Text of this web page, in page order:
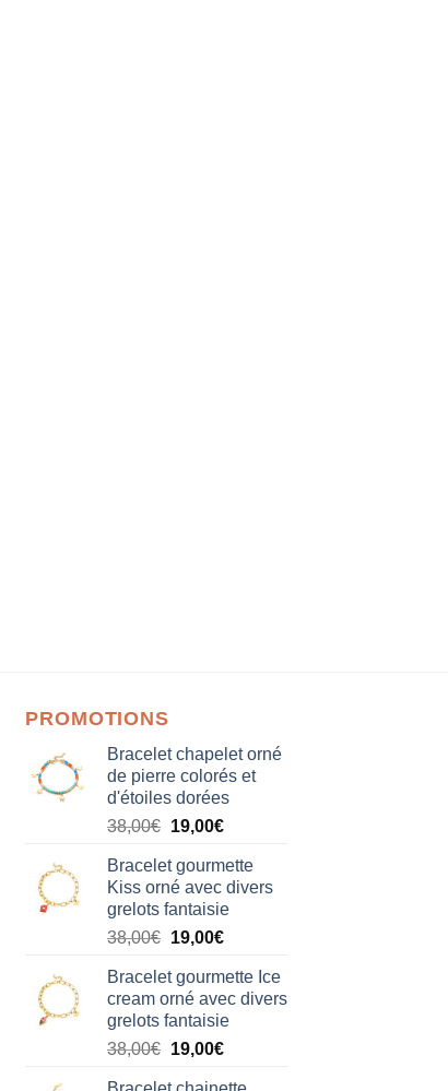
PROMOTIONS
Bracelet chapelet orné
de pierre colorés et
d'étoiles dorées
38,00€ Le
initial
était :
38,00€.
19,00€Le
actuel
est :
19,00€.
Bracelet gourmette
Kiss orné avec divers
grelots fantaisie
38,00€ Le
initial
était :
38,00€.
19,00€Le
actuel
est :
19,00€.
Bracelet gourmette Ice
cream orné avec divers
grelots fantaisie
38,00€ Le
19,00€Le